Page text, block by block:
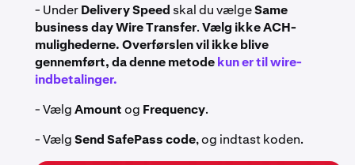
- UnderDelivery Speed skal du vælgeSame
business day Wire Transfer.Vælg ikke ACH-
mulighederne. Overførslen vil ikke blive
gennemført, da denne metodekun er til wire-
indbetalinger.
- VælgAmountog Frequency.
- VælgSend SafePass code, og indtast koden.